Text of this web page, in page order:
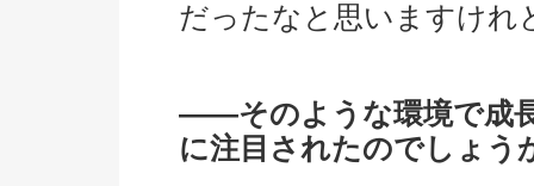
だったなと思いますけれ
――そのような環境で成
に注目されたのでしょう